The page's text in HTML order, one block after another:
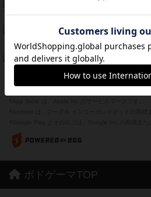
Bitter End ブタペスト救出作戦
ドコジャン
ボドゲーマTOP